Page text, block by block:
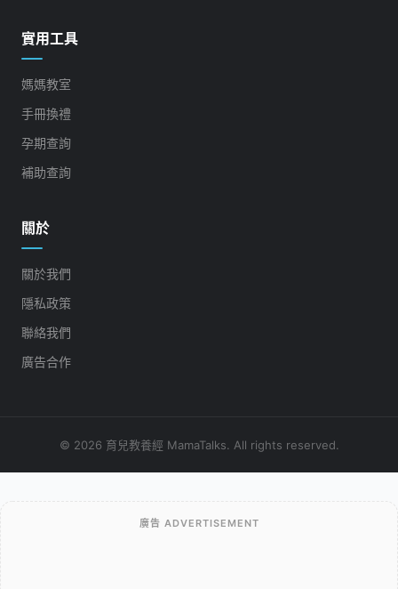
實用工具
媽媽教室
手冊換禮
孕期查詢
補助查詢
關於
關於我們
隱私政策
聯絡我們
廣告合作
© 2026 育兒教養經 MamaTalks. All rights reserved.
廣告 ADVERTISEMENT